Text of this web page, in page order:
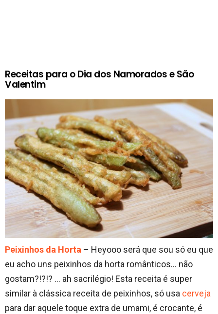
Receitas para o Dia dos Namorados e São
Valentim
Peixinhos da Horta – Heyooo será que sou só eu que
eu acho uns peixinhos da horta românticos… não
gostam?!?!? … ah sacrilégio! Esta receita é super
similar à clássica receita de peixinhos, só usa cerveja
para dar aquele toque extra de umami, é crocante, é